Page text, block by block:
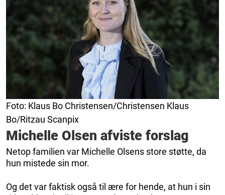
Foto: Klaus Bo Christensen/Christensen Klaus
Bo/Ritzau Scanpix
Michelle Olsen afviste forslag
Netop familien var Michelle Olsens store støtte, da
hun mistede sin mor.
Og det var faktisk også til ære for hende, at hun i sin